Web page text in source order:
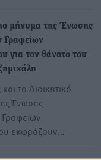
μήνυμα της Ένωσης
Γραφείων
για τον θάνατο του
το Διοικητικό
Ένωσης
Γραφείων
εκφράζουν…